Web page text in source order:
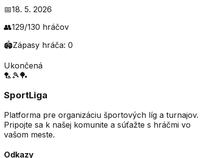
📅18. 5. 2026
👥129/130 hráčov
🏟️Zápasy hráča: 0
Ukončená
🏸 🎾🏓
SportLiga
Platforma pre organizáciu športových líg a turnajov.
Pripojte sa k našej komunite a súťažte s hráčmi vo
vašom meste.
Odkazy